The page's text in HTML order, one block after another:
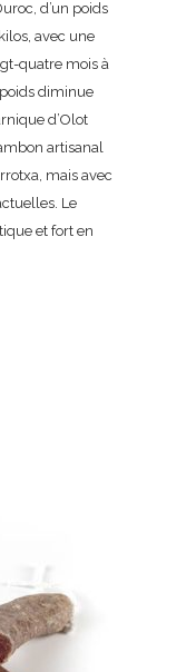
d’un poids
avec une
quatre mois à
diminue
d’Olot
artisanal
mais avec
Le
et fort en